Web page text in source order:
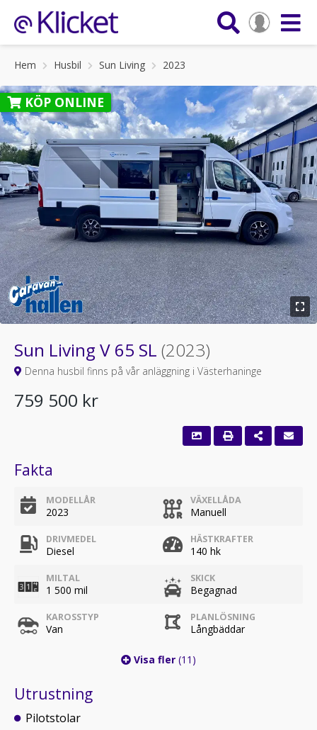
Hem Husbil Sun Living 2023
KÖP ONLINE
Sun Living V 65 SL (2023)
Denna husbil finns på vår anläggning i Västerhaninge
759 500 kr
Fakta
MODELLÅR
2023
VÄXELLÅDA
Manuell
DRIVMEDEL
Diesel
HÄSTKRAFTER
140 hk
MILTAL
1 500 mil
SKICK
Begagnad
KAROSSTYP
Van
PLANLÖSNING
Långbäddar
Visa fler (11)
Utrustning
Pilotstolar